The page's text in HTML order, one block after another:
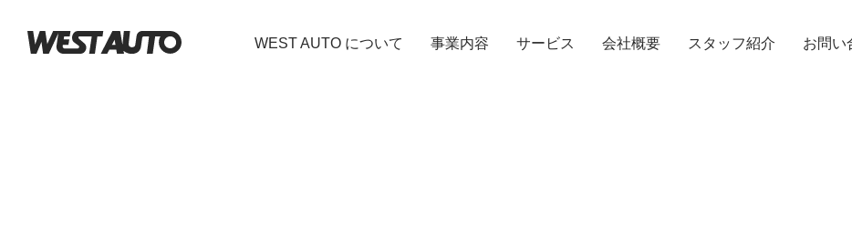
WEST AUTO について 事業内容 サービス 会社概要 スタッフ紹介 お問い